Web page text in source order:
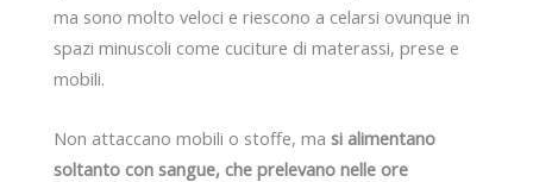
ma sono molto veloci e riescono a celarsi ovunque in
spazi minuscoli come cuciture di materassi, prese e
mobili.
Non attaccano mobili o stoffe, ma si alimentano
soltanto con sangue, che prelevano nelle ore